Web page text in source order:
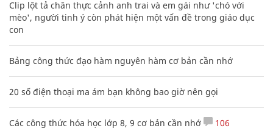
Clip lột tả chân thực cảnh anh trai và em gái như 'chó với
mèo', người tinh ý còn phát hiện một vấn đề trong giáo dục
con
Bảng công thức đạo hàm nguyên hàm cơ bản cần nhớ
20 số điện thoại ma ám bạn không bao giờ nên gọi
Các công thức hóa học lớp 8, 9 cơ bản cần nhớ 106